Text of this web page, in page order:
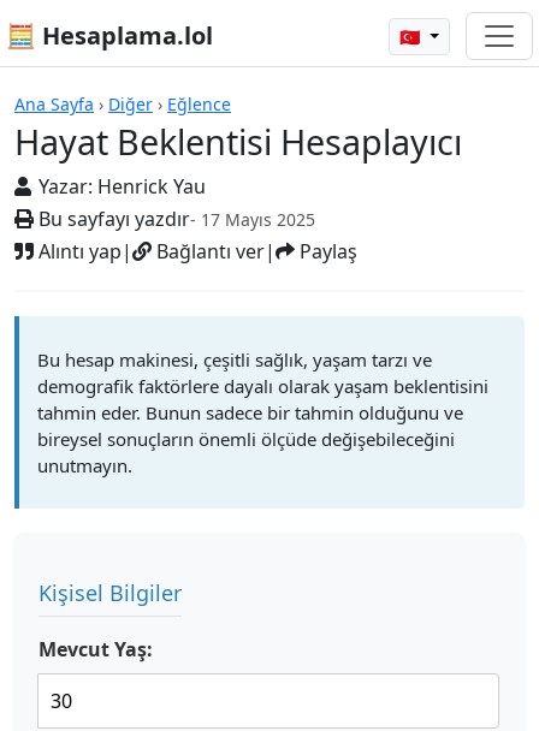
🧮 Hesaplama.lol 🇹🇷
Ana Sayfa › Diğer › Eğlence
Hayat Beklentisi Hesaplayıcı
Yazar: Henrick Yau
Bu sayfayı yazdır- 17 Mayıs 2025
Alıntı yap| Bağlantı ver| Paylaş
Hayat Beklentisi Hesaplayıcı
Bu hesap makinesi, çeşitli sağlık, yaşam tarzı ve
demografik faktörlere dayalı olarak yaşam beklentisini
tahmin eder. Bunun sadece bir tahmin olduğunu ve
bireysel sonuçların önemli ölçüde değişebileceğini
unutmayın.
Kişisel Bilgiler
Mevcut Yaş: